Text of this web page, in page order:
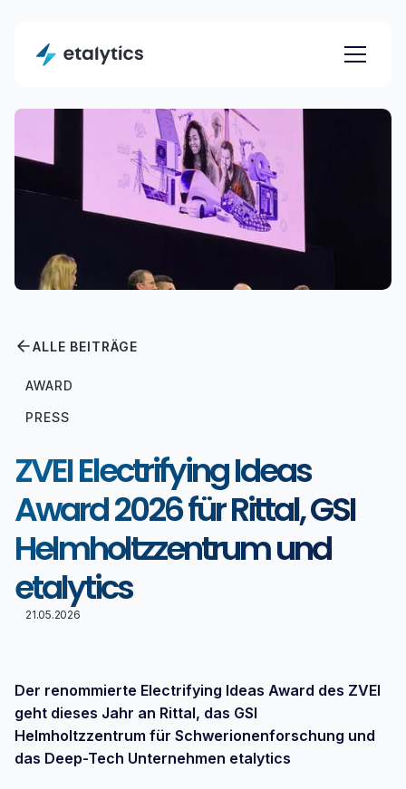
ALLE BEITRÄGE
AWARD
PRESS
ZVEI Electrifying Ideas
Award 2026 für Rittal, GSI
Helmholtzzentrum und
etalytics
21.05.2026
Der renommierte Electrifying Ideas Award des ZVEI
geht dieses Jahr an Rittal, das GSI
Helmholtzzentrum für Schwerionenforschung und
das Deep-Tech Unternehmen etalytics